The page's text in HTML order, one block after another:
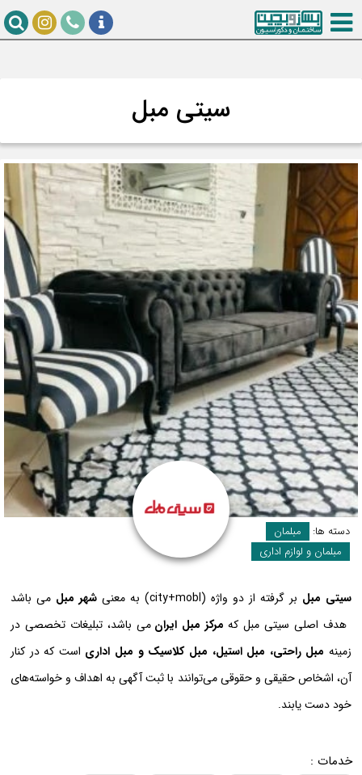
سیتی مبل
دسته ها:
مبلمان
مبلمان و لوازم اداری
سیتی مبلبر گرفته از دو واژه (city+mobl) به معنی شهر مبلمی باشد
هدف اصلی سیتی مبل کهمرکز مبل ایرانمی باشد، تبلیغات تخصصی در
زمینهمبل راحتی، مبل استیل، مبل کلاسیک و مبل اداریاست که در کنار
آن، اشخاص حقیقی و حقوقی می‌توانند با ثبت آگهی به اهداف و خواسته‌های
خود دست یابند.
خدمات :